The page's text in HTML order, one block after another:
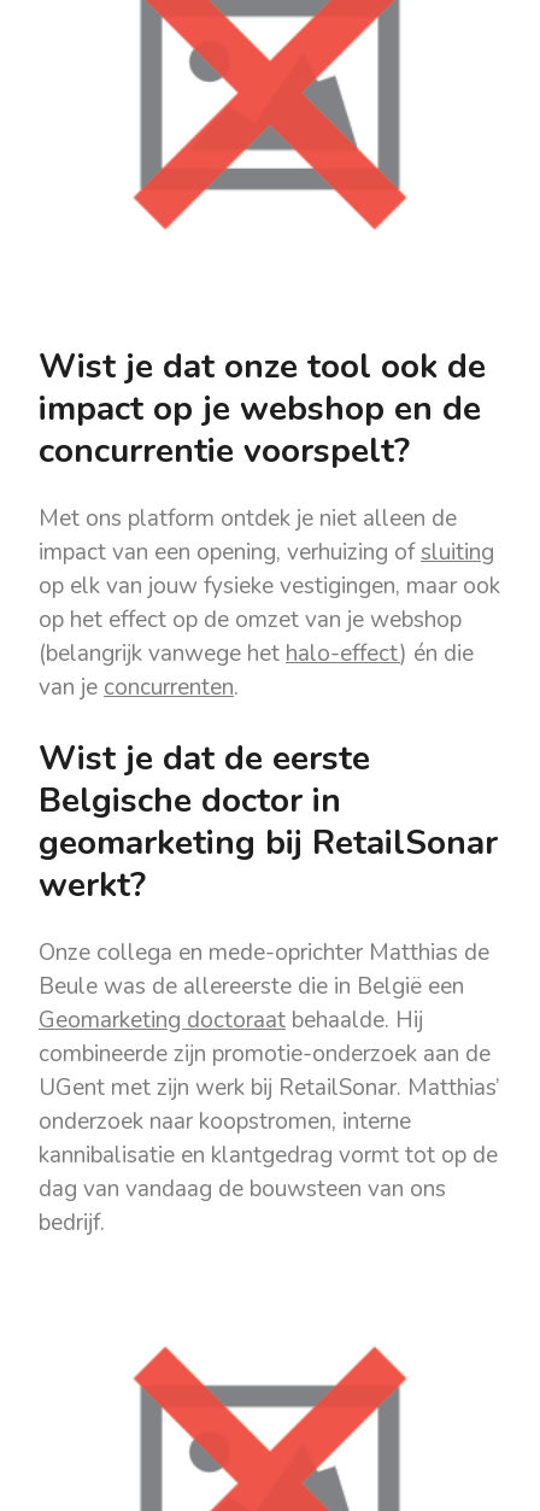
Wist je dat onze tool ook de
impact op je webshop en de
concurrentie voorspelt?
Met ons platform ontdek je niet alleen de
impact van een opening, verhuizing ofsluiting
op elk van jouw fysieke vestigingen, maar ook
op het effect op de omzet van je webshop
(belangrijk vanwege hethalo-effect) én die
van jeconcurrenten.
Wist je dat de eerste
Belgische doctor in
geomarketing bij RetailSonar
werkt?
Onze collega en mede-oprichter Matthias de
Beule was de allereerste die in België een
Geomarketing doctoraat behaalde. Hij
combineerde zijn promotie-onderzoek aan de
UGent met zijn werk bij RetailSonar. Matthias’
onderzoek naar koopstromen, interne
kannibalisatie en klantgedrag vormt tot op de
dag van vandaag de bouwsteen van ons
bedrijf.